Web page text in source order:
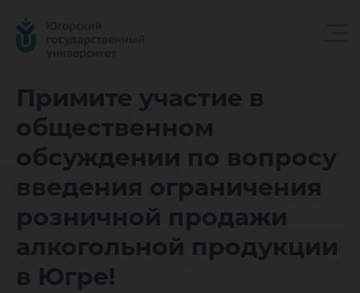
Примите участие в
общественном
обсуждении по вопросу
введения ограничения
розничной продажи
алкогольной продукции
в Югре!
участие